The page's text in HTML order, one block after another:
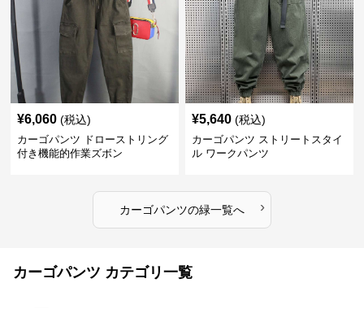
¥6,060 (税込)
カーゴパンツ ドローストリング
付き機能的作業ズボン
¥5,640 (税込)
カーゴパンツ ストリートスタイ
ル ワークパンツ
カーゴパンツの緑一覧へ ›
カーゴパンツ カテゴリ一覧